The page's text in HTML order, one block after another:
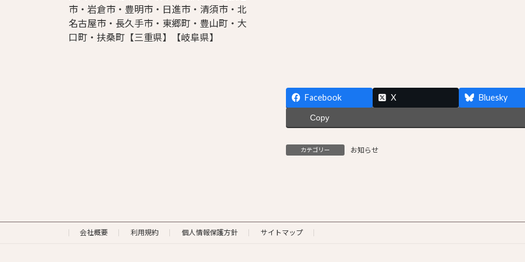
Facebook X Bluesky
Copy
カテゴリー お知らせ
市・岩倉市・豊明市・日進市・清須市・北
名古屋市・長久手市・東郷町・豊山町・大
口町・扶桑町【三重県】【岐阜県】
会社概要 利用規約 個人情報保護方針 サイトマップ